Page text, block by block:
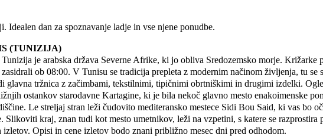
Idealen dan za spoznavanje ladje in vse njene ponudbe.
(TUNIZIJA)
je arabska država Severne Afrike, ki jo obliva Sredozemsko morje.
ob 08:00. V Tunisu se tradicija prepleta z modernim načinom življenja, tu
glavna tržnica z začimbami, tekstilnimi, tipičnimi obrtniškimi in drugimi izdelki.
ostankov starodavne Kartagine, ki je bila nekoč glavno mesto enakoimenske
Le streljaj stran leži čudovito mediteransko mestece Sidi Bou Said, ki vas bo
kraj, znan tudi kot mesto umetnikov, leži na vzpetini, s katere se
Opisi in cene izletov bodo znani približno mesec dni pred odhodom.